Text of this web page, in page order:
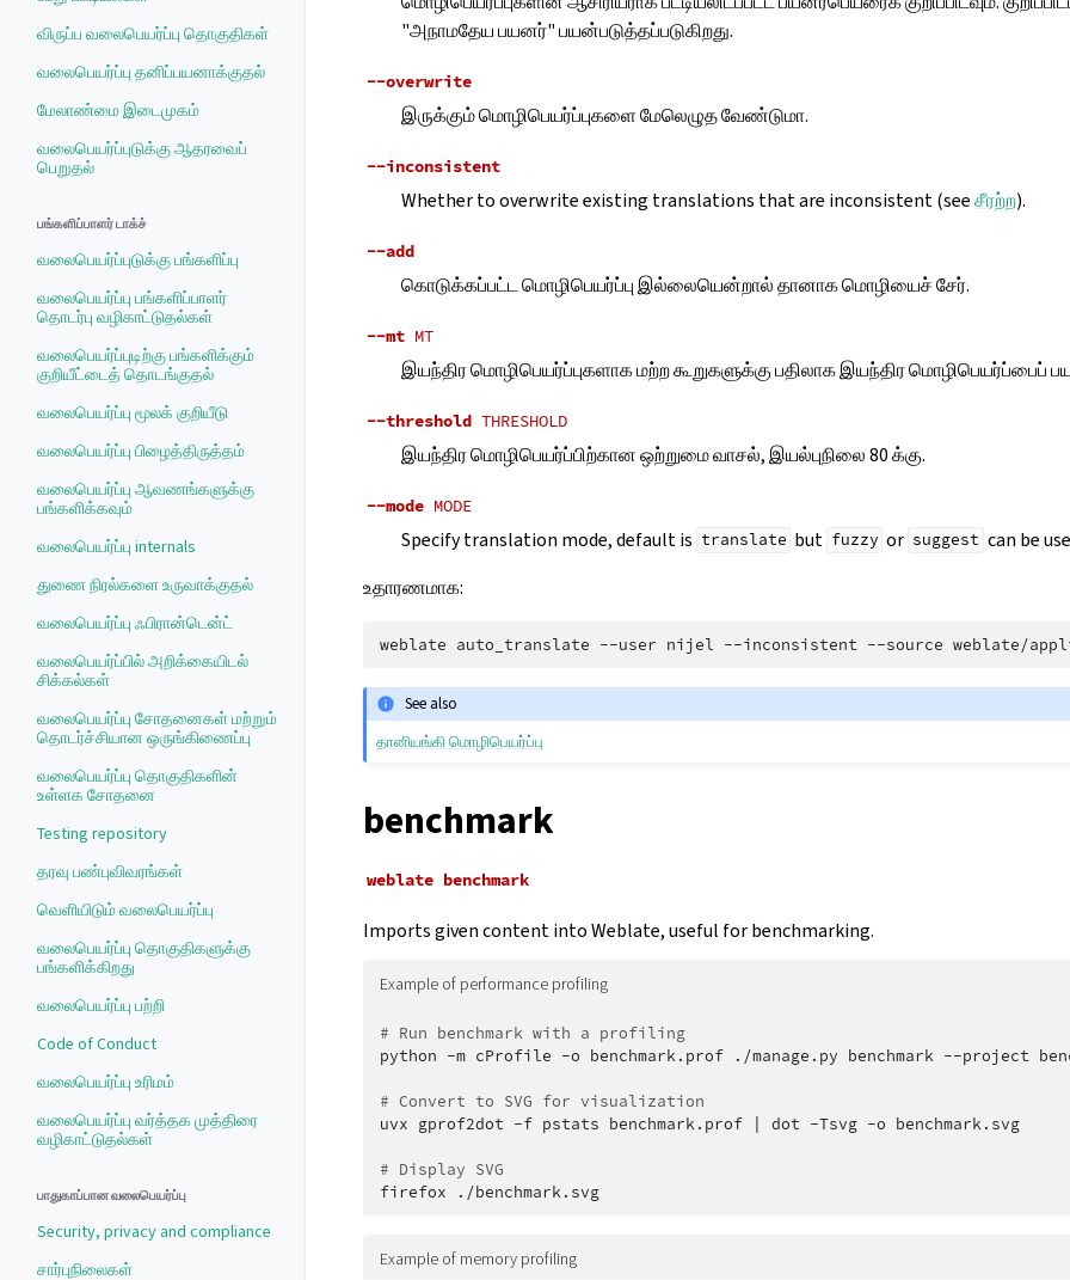
விருப்ப வலைபெயர்ப்பு தொகுதிகள்
வலைபெயர்ப்பு தனிப்பயனாக்குதல்
மேலாண்மை இடைமுகம்
வலைபெயர்ப்புடுக்கு ஆதரவைப்
பெறுதல்
பங்களிப்பாளர் டாக்ச்
வலைபெயர்ப்புடுக்கு பங்களிப்பு
வலைபெயர்ப்பு பங்களிப்பாளர்
தொடர்பு வழிகாட்டுதல்கள்
வலைபெயர்ப்புடிற்கு பங்களிக்கும்
குறியீட்டைத் தொடங்குதல்
வலைபெயர்ப்பு மூலக் குறியீடு
வலைபெயர்ப்பு பிழைத்திருத்தம்
வலைபெயர்ப்பு ஆவணங்களுக்கு
பங்களிக்கவும்
வலைபெயர்ப்பு internals
துணை நிரல்களை உருவாக்குதல்
வலைபெயர்ப்பு ஃபிரான்டென்ட்
வலைபெயர்ப்பில் அறிக்கையிடல்
சிக்கல்கள்
வலைபெயர்ப்பு சோதனைகள் மற்றும்
தொடர்ச்சியான ஒருங்கிணைப்பு
வலைபெயர்ப்பு தொகுதிகளின்
உள்ளக சோதனை
Testing repository
தரவு பண்புவிவரங்கள்
வெளியிடும் வலைபெயர்ப்பு
வலைபெயர்ப்பு தொகுதிகளுக்கு
பங்களிக்கிறது
வலைபெயர்ப்பு பற்றி
Code of Conduct
வலைபெயர்ப்பு உரிமம்
வலைபெயர்ப்பு வர்த்தக முத்திரை
வழிகாட்டுதல்கள்
பாதுகாப்பான வலைபெயர்ப்பு
Security, privacy and compliance
சார்புநிலைகள்
"அநாமதேய பயனர்" பயன்படுத்தப்படுகிறது.
--overwrite
இருக்கும் மொழிபெயர்ப்புகளை மேலெழுத வேண்டுமா.
--inconsistent
Whether to overwrite existing translations that are inconsistent (seeசீரற்ற).
--add
கொடுக்கப்பட்ட மொழிபெயர்ப்பு இல்லையென்றால் தானாக மொழியைச் சேர்.
--mt MT
இயந்திர மொழிபெயர்ப்புகளாக மற்ற கூறுகளுக்கு பதிலாக இயந்திர மொழிபெயர்ப்பைப்
--threshold THRESHOLD
இயந்திர மொழிபெயர்ப்பிற்கான ஒற்றுமை வாசல், இயல்புநிலை 80 க்கு.
--mode MODE
Specify translation mode, default is translate but fuzzy or suggest can be
உதாரணமாக:
weblate auto_translate --user nijel --inconsistent --source weblate/
See also
தானியங்கி மொழிபெயர்ப்பு
benchmark
weblate benchmark
Imports given content into Weblate, useful for benchmarking.
Example of performance profiling
# Run benchmark with a profiling
python -m cProfile -o benchmark.prof ./manage.py benchmark --project
# Convert to SVG for visualization
uvx gprof2dot -f pstats benchmark.prof dot -Tsvg -o benchmark.svg
# Display SVG
firefox
Example of memory profiling